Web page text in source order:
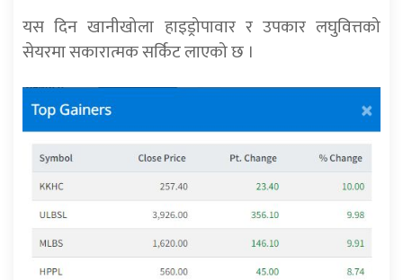
यस दिन खानीखोला हाइड्रोपावार र उपकार लघुवित्तको
सेयरमा सकारात्मक सर्किट लाएको छ ।